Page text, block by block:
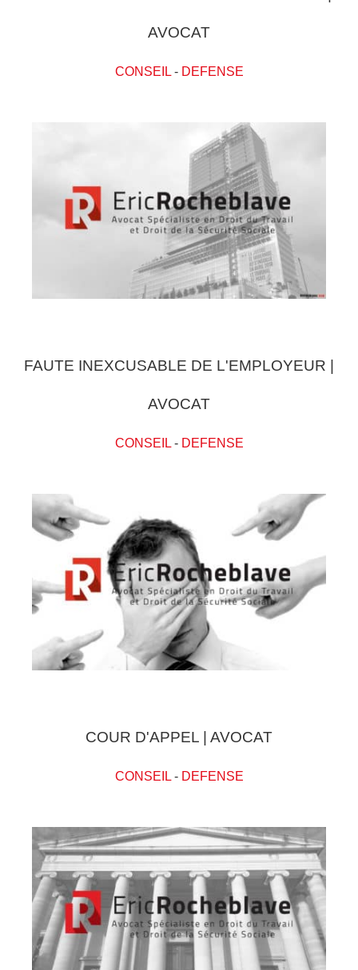
AVOCAT
CONSEIL- DEFENSE
FAUTE INEXCUSABLE DE L'EMPLOYEUR |
AVOCAT
CONSEIL- DEFENSE
COUR D'APPEL | AVOCAT
CONSEIL- DEFENSE